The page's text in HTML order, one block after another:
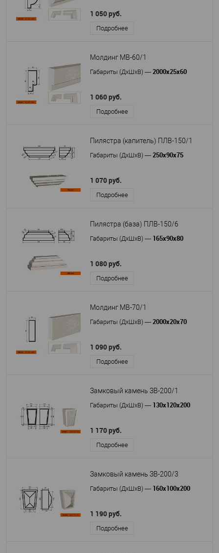
1 050 руб.
Подробнее
Молдинг МВ-60/1
Габариты (ДхШхВ) — 2000х25х60
1 060 руб.
Подробнее
Пилястра (капитель) ПЛВ-150/1
Габариты (ДхШхВ) — 250х90х75
1 070 руб.
Подробнее
Пилястра (база) ПЛВ-150/6
Габариты (ДхШхВ) — 165х90х80
1 080 руб.
Подробнее
Молдинг МВ-70/1
Габариты (ДхШхВ) — 2000х20х70
1 090 руб.
Подробнее
Замковый камень ЗВ-200/1
Габариты (ДхШхВ) — 130х120х200
1 170 руб.
Подробнее
Замковый камень ЗВ-200/3
Габариты (ДхШхВ) — 160х100х200
1 190 руб.
Подробнее